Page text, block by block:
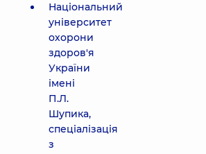
Національний
університет
охорони
здоров'я
України
імені
П.Л.
Шупика,
спеціалізація
з